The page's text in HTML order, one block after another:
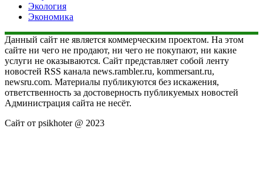
Экология
Экономика
Данный сайт не является коммерческим проектом. На этом
сайте ни чего не продают, ни чего не покупают, ни какие
услуги не оказываются. Сайт представляет собой ленту
новостей RSS канала news.rambler.ru, kommersant.ru,
newsru.com. Материалы публикуются без искажения,
ответственность за достоверность публикуемых новостей
Администрация сайта не несёт.
Сайт от psikhoter @ 2023